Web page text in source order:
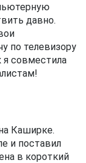
давно.
по телевизору
я совместила
Каширке.
и поставил
в короткий